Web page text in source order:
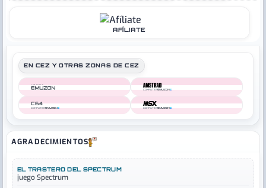
AFÍLIATE
EN CEZ Y OTRAS ZONAS DE CEZ
COMPUTER
C64
COMPUTER COMPUTER
AGRADECIMIENTOS
EL TRASTERO DEL SPECTRUM
juego Spectrum